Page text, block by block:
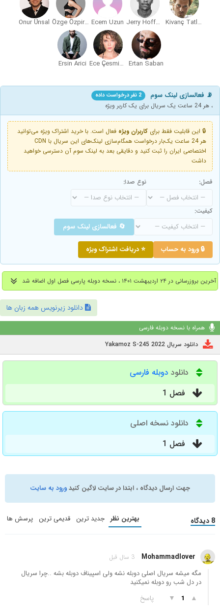
Kivanç Tatlitug
Jerry Hoffmann
Ecem Uzun
Özge Özpirinçci
Onur Ünsal
Ertan Saban
Ece Çesmioglu
Ersin Arici
📡 فعالسازی لینک سوم 2 نفر درخواست داده
، هر 24 ساعت یک سریال برای یک کاربر ویژه
🔒 این قابلیت فقط برای کاربران ویژه فعال است. با خرید اشتراک ویژه می‌توانید
هر 24 ساعت یک‌بار درخواست همگام‌سازی لینک‌های این سریال با CDN
اختصاصی ایران را ثبت کنید و دقایقی بعد به لینک سوم آن دسترسی خواهید
داشت
فصل: نوع صدا:
کیفیت:
🔄 فعالسازی لینک سوم
🔒 ورود به حساب ⭐ دریافت اشتراک ویژه
آخرین بروزرسانی در ۲۴ اردیبهشت ۱۴۰۱ ، نسخه دوبله پارسی فصل اول اضافه شد
دانلود زیرنویس همه زبان ها
همراه با نسخه دوبله فارسی
دانلود سریال Yakamoz S-245 2022
دانلود دوبله فارسی
فصل 1
دانلود نسخه اصلی
فصل 1
جهت ارسال دیدگاه ، ابتدا در سایت لاگین کنیدورود به سایت
8 دیدگاه بهترین نظر جدید ترین قدیمی ترین پرسش ها
Mohammadlover 3 سال قبل
مگه میشه سریال اصلی دوبله نشه ولی اسپیناف دوبله بشه ..چرا سریال
در دل شب رو دوبله نمیکنید
▲
1
▼ پاسخ